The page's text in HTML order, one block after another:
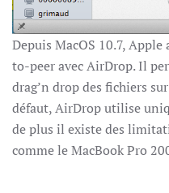
Depuis MacOS 10.7,
to-peer avec AirDrop. Il
drag’n drop des fichiers
défaut, AirDrop utilise
de plus il existe des
comme le MacBook Pro